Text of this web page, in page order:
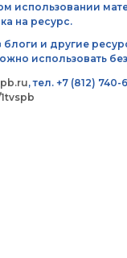
использовании
на ресурс.
блоги и другие
использовать
, тел. +7 (812) 740-